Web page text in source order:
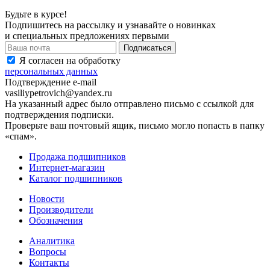
Будьте в курсе!
Подпишитесь на рассылку и узнавайте о новинках
и специальных предложениях первыми
Я согласен на обработку
персональных данных
Подтверждение e-mail
vasiliypetrovich@yandex.ru
На указанный адрес было отправлено письмо с ссылкой для
подтверждения подписки.
Проверьте ваш почтовый ящик, письмо могло попасть в папку
«спам».
Продажа подшипников
Интернет-магазин
Каталог подшипников
Новости
Производители
Обозначения
Аналитика
Вопросы
Контакты